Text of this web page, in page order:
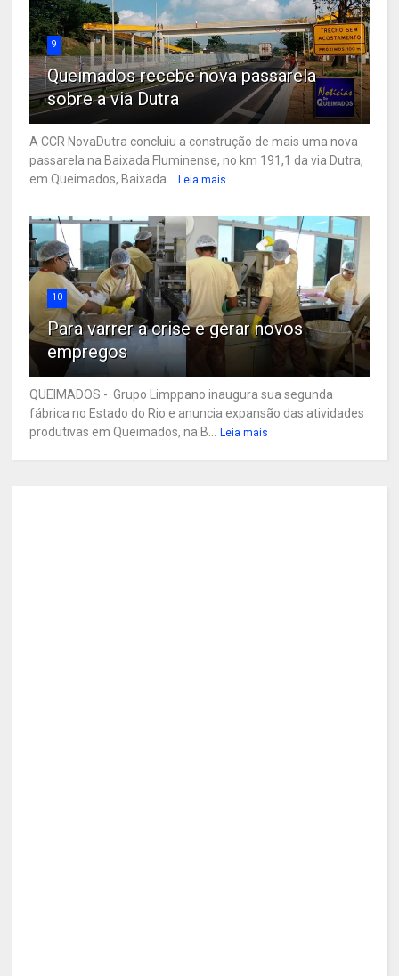
9
Queimados recebe nova passarela
sobre a via Dutra
A CCR NovaDutra concluiu a construção de mais uma nova
passarela na Baixada Fluminense, no km 191,1 da via Dutra,
em Queimados, Baixada...
Leia mais
10
Para varrer a crise e gerar novos
empregos
QUEIMADOS - Grupo Limppano inaugura sua segunda
fábrica no Estado do Rio e anuncia expansão das atividades
produtivas em Queimados, na B...
Leia mais